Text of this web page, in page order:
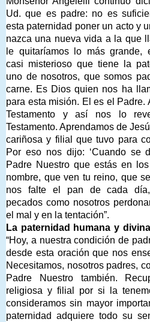
Ud. que es padre: no es
esta paternidad poner un acto y
nazca una nueva vida a la que
le quitaríamos lo más grande,
casi misterioso que tiene la
uno de nosotros, que somos
carne. Es Dios quien nos ha
para esta misión. El es el
Testamento y así nos lo
Testamento. Aprendamos de
cariñosa y filial que tuvo para
Por eso nos dijo: ‘Cuando se
Padre Nuestro que estás en
nombre, que ven tu reino, que
nos falte el pan de cada
pecados como nosotros
el mal y en la tentación”.
La paternidad humana y divina
“Hoy, a nuestra condición de
desde esta oración que nos
Necesitamos, nosotros padres,
Padre Nuestro también.
religiosa y filial por si la
consideramos sin mayor
paternidad adquiere todo su